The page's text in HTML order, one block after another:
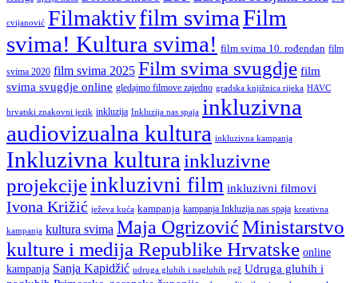
cvijanović Filmaktivfilm svimaFilm
svima! Kultura svima! film svima 10. rođendan film
svima 2020 film svima 2025 Film svima svugdje film
svima svugdje online gledajmo filmove zajedno gradska knjižnica rijeka HAVC
hrvatski znakovni jezik inkluzija Inkluzija nas spaja inkluzivna
audiovizualna kultura inkluzivna kampanja
Inkluzivna kultura inkluzivne
projekcijeinkluzivni film inkluzivni filmovi
Ivona Križić ježeva kuća kampanja kampanja Inkluzija nas spaja kreativna
kampanja kultura svima Maja OgrizovićMinistarstvo
kulture i medija Republike Hrvatske online
kampanja Sanja Kapidžić udruga gluhih i nagluhih pgž Udruga gluhih i